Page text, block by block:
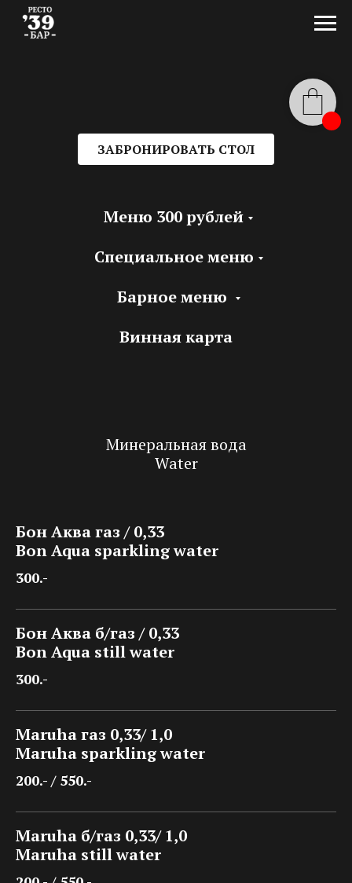
ЗАБРОНИРОВАТЬ СТОЛ
Меню 300 рублей
Специальное меню
Барное меню
Винная карта
Минеральная вода
Water
Бон Аква газ / 0,33
Bon Aqua sparkling water
300.-
Бон Аква б/газ / 0,33
Bon Aqua still water
300.-
Maruha газ 0,33/ 1,0
Maruha sparkling water
200.- / 550.-
Maruha б/газ 0,33/ 1,0
Maruha still water